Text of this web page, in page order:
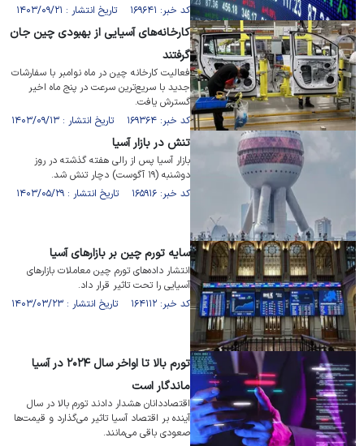
کد خبر: ۱۶۹۶۴۱ تاریخ انتشار : ۱۴۰۳/۰۹/۲۱
کارخانه‌های آسیایی از بهبودی چین جان
گرفتند
فعالیت کارخانه چین در ماه نوامبر با سفارشات
جدید با سریع‌ترین سرعت در پنج ماه اخیر
گسترش یافت.
کد خبر: ۱۶۹۳۶۴ تاریخ انتشار : ۱۴۰۳/۰۹/۱۳
تنش در بازار آسیا
بازار آسیا پس از رالی هفته گذشته در روز
دوشنبه (۱۹ آگوست) دچار تنش شد.
کد خبر: ۱۶۵۹۱۶ تاریخ انتشار : ۱۴۰۳/۰۵/۲۹
سایه تورم چین بر بازار‌های آسیا
انتشار داده‌های تورم چین معاملات بازار‌های
آسیایی را تحت تاثیر قرار داد.
کد خبر: ۱۶۴۱۱۲ تاریخ انتشار : ۱۴۰۳/۰۳/۲۳
تورم بالا تا اواخر سال ۲۰۲۴ در آسیا
ماندگار است
اقتصاددانان هشدار دادند تورم بالا در سال
آینده بر اقتصاد آسیا تاثیر می‌گذارد و قیمت‌ها
صعودی باقی می‌مانند.